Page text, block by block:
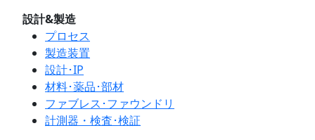
設計&製造
プロセス
製造装置
設計･IP
材料･薬品･部材
ファブレス･ファウンドリ
計測器・検査･検証